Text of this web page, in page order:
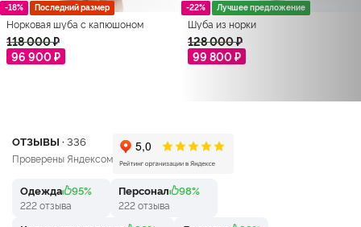
-18% Последний размер
Норковая шуба с капюшоном
118 000 ₽
96 900 ₽
-22% Лучшее предложение
Шуба из норки
128 000 ₽
99 800 ₽
ОТЗЫВЫ ·336
Проверены Яндексом
Одежда 95%
222 отзыва
Персонал 98%
222 отзыва